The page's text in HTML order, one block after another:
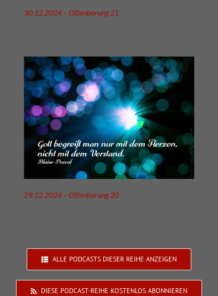
30.12.2024 – Offenbarung 21
29.12.2024 – Offenbarung 20
ALLE PODCASTS DIESER REIHE ANZEIGEN
DIESE PODCAST-REIHE KOSTENLOS ABONNIEREN